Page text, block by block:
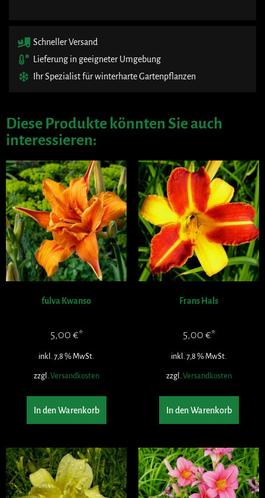
Schneller Versand
Lieferung in geeigneter Umgebung
Ihr Spezialist für winterharte Gartenpflanzen
Diese Produkte könnten Sie auch
interessieren:
fulva Kwanso
5,00 €
inkl. 7,8 % MwSt.
zzgl. Versandkosten
In den Warenkorb
Frans Hals
5,00 €
inkl. 7,8 % MwSt.
zzgl. Versandkosten
In den Warenkorb